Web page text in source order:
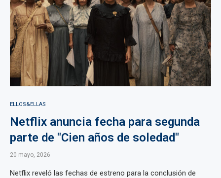
ELLOS&ELLAS
Netflix anuncia fecha para segunda
parte de "Cien años de soledad"
20 mayo, 2026
Netflix reveló las fechas de estreno para la conclusión de